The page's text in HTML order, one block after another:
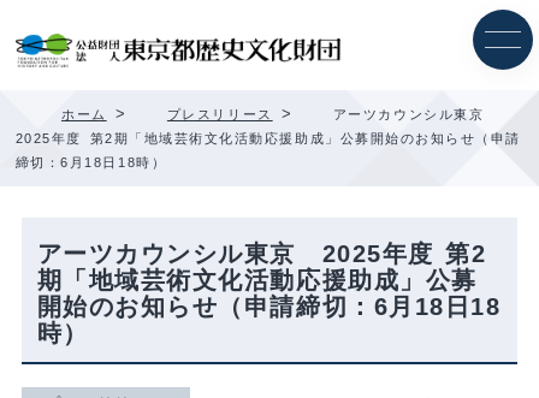
ッ
ホーム > プレスリリース >
アーツカウンシル東京
2025年度 第2期「地域芸術文化活動応援助成」公募開始のお知らせ（申請
締切：6月18日18時）
アーツカウンシル東京 2025年度 第2
期「地域芸術文化活動応援助成」公募
開始のお知らせ（申請締切：6月18日18
時）